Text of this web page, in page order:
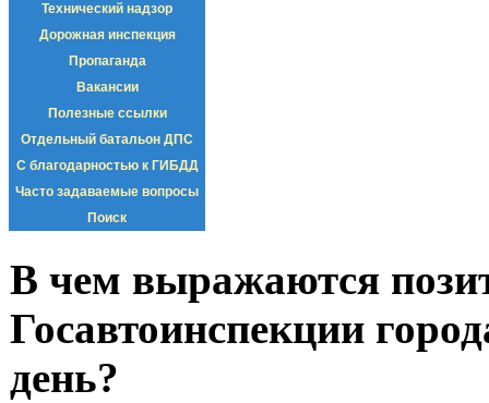
Технический надзор
Дорожная инспекция
Пропаганда
Вакансии
Полезные ссылки
Отдельный батальон ДПС
С благодарностью к ГИБДД
Часто задаваемые вопросы
Поиск
В чем выражаются
Госавтоинспекции
день?